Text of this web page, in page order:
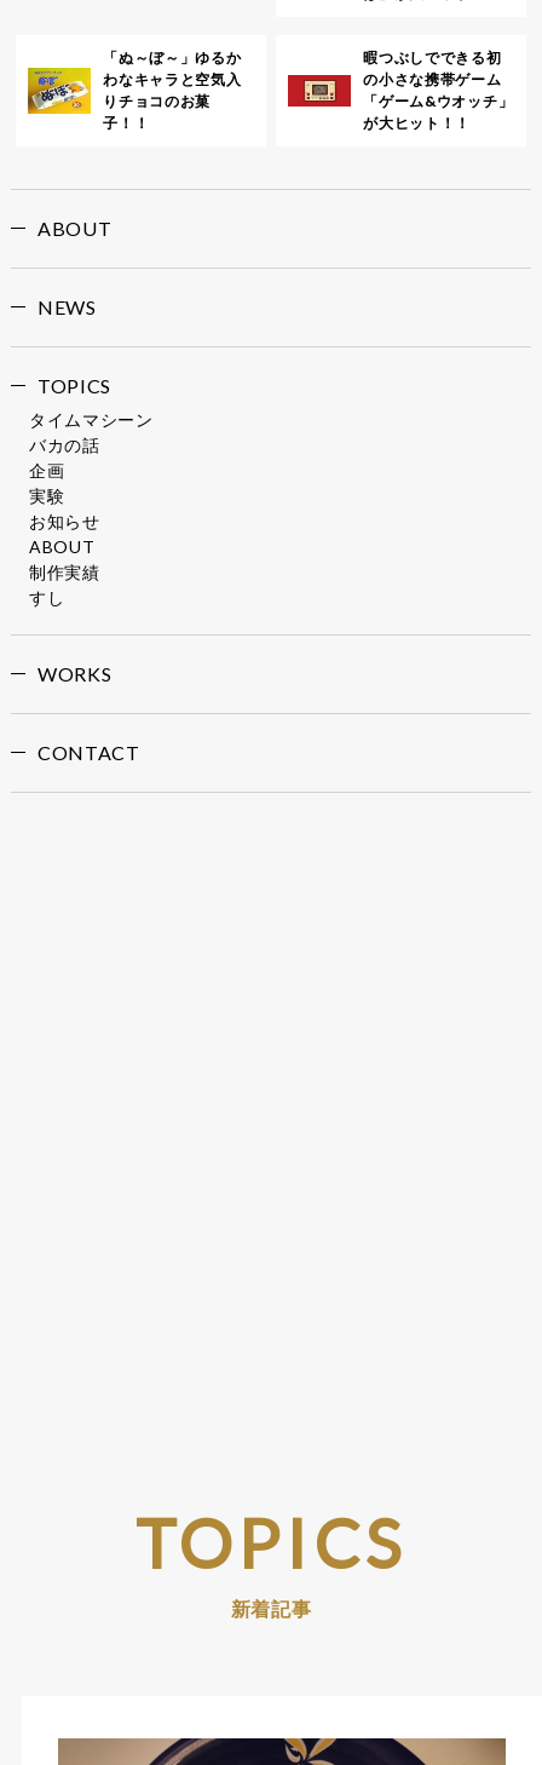
「ぬ～ぼ～」ゆるか
わなキャラと空気入
りチョコのお菓
子！！
暇つぶしでできる初
の小さな携帯ゲーム
「ゲーム&ウオッチ」
が大ヒット！！
ABOUT
NEWS
TOPICS
タイムマシーン
バカの話
企画
実験
お知らせ
ABOUT
制作実績
すし
WORKS
CONTACT
TOPICS
新着記事